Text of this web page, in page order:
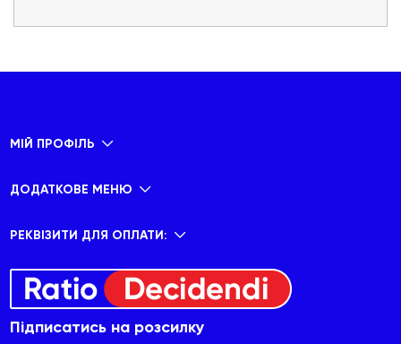
МІЙ ПРОФІЛЬ
ДОДАТКОВЕ МЕНЮ
РЕКВІЗИТИ ДЛЯ ОПЛАТИ:
Підписатись на розсилку